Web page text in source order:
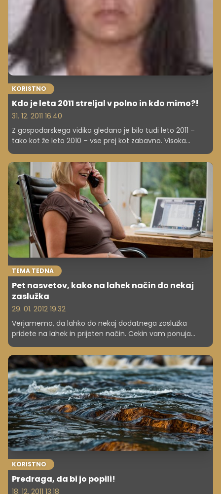
KORISTNO
Kdo je leta 2011 streljal v polno in kdo mimo?!
31. 12. 2011 16.40
Z gospodarskega vidika gledano je bilo tudi leto 2011 –
tako kot že leto 2010 – vse prej kot zabavno. Visoka
brezposelnost, propadanje nekoč "neuničljivih" podjetij,
žalost in obup tistih, ki so zaman čakali plače ali nove
zaposlitve.
TEMA TEDNA
Pet nasvetov, kako na lahek način do nekaj
zaslužka
29. 01. 2012 19.32
Verjamemo, da lahko do nekaj dodatnega zaslužka
pridete na lahek in prijeten način. Cekin vam ponuja
nasvet ali dva.
KORISTNO
Predraga, da bi jo popili!
18. 12. 2011 13.18